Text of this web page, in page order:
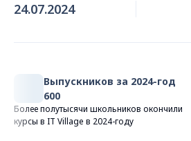
24.07.2024
Выпускников за 2024-год
600
Более полутысячи школьников окончили
курсы в IT Village в 2024-году